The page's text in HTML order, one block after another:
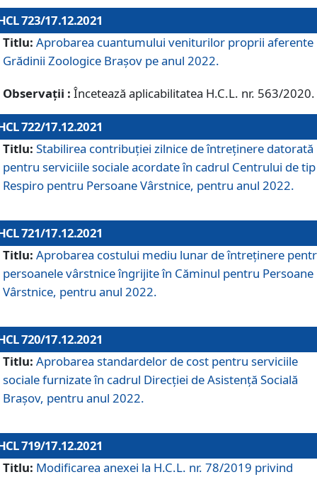
723/17.12.2021
Titlu: Aprobarea cuantumului veniturilor proprii aferente
Grădinii Zoologice Braşov pe anul 2022.
Observații : Încetează aplicabilitatea H.C.L. nr. 563/2020.
722/17.12.2021
Titlu: Stabilirea contribuţiei zilnice de întreținere datorată
pentru serviciile sociale acordate în cadrul Centrului de tip
Respiro pentru Persoane Vârstnice, pentru anul 2022.
721/17.12.2021
Titlu: Aprobarea costului mediu lunar de întreţinere
persoanele vârstnice îngrijite în Căminul pentru Persoane
Vârstnice, pentru anul 2022.
720/17.12.2021
Titlu: Aprobarea standardelor de cost pentru serviciile
sociale furnizate în cadrul Direcției de Asistență Socială
Brașov, pentru anul 2022.
719/17.12.2021
Titlu: Modificarea anexei la H.C.L. nr. 78/2019 privind